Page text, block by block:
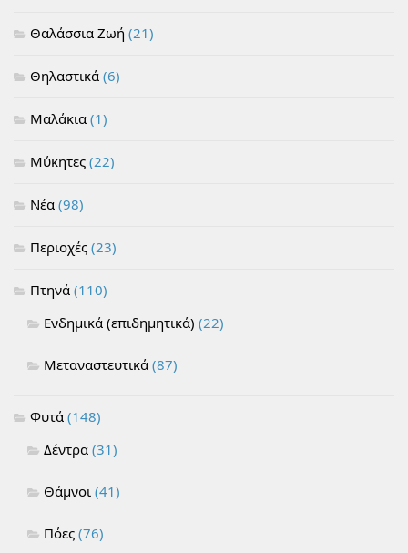
Θαλάσσια Ζωή (21)
Θηλαστικά (6)
Μαλάκια (1)
Μύκητες (22)
Νέα (98)
Περιοχές (23)
Πτηνά (110)
Ενδημικά (επιδημητικά) (22)
Μεταναστευτικά (87)
Φυτά (148)
Δέντρα (31)
Θάμνοι (41)
Πόες (76)